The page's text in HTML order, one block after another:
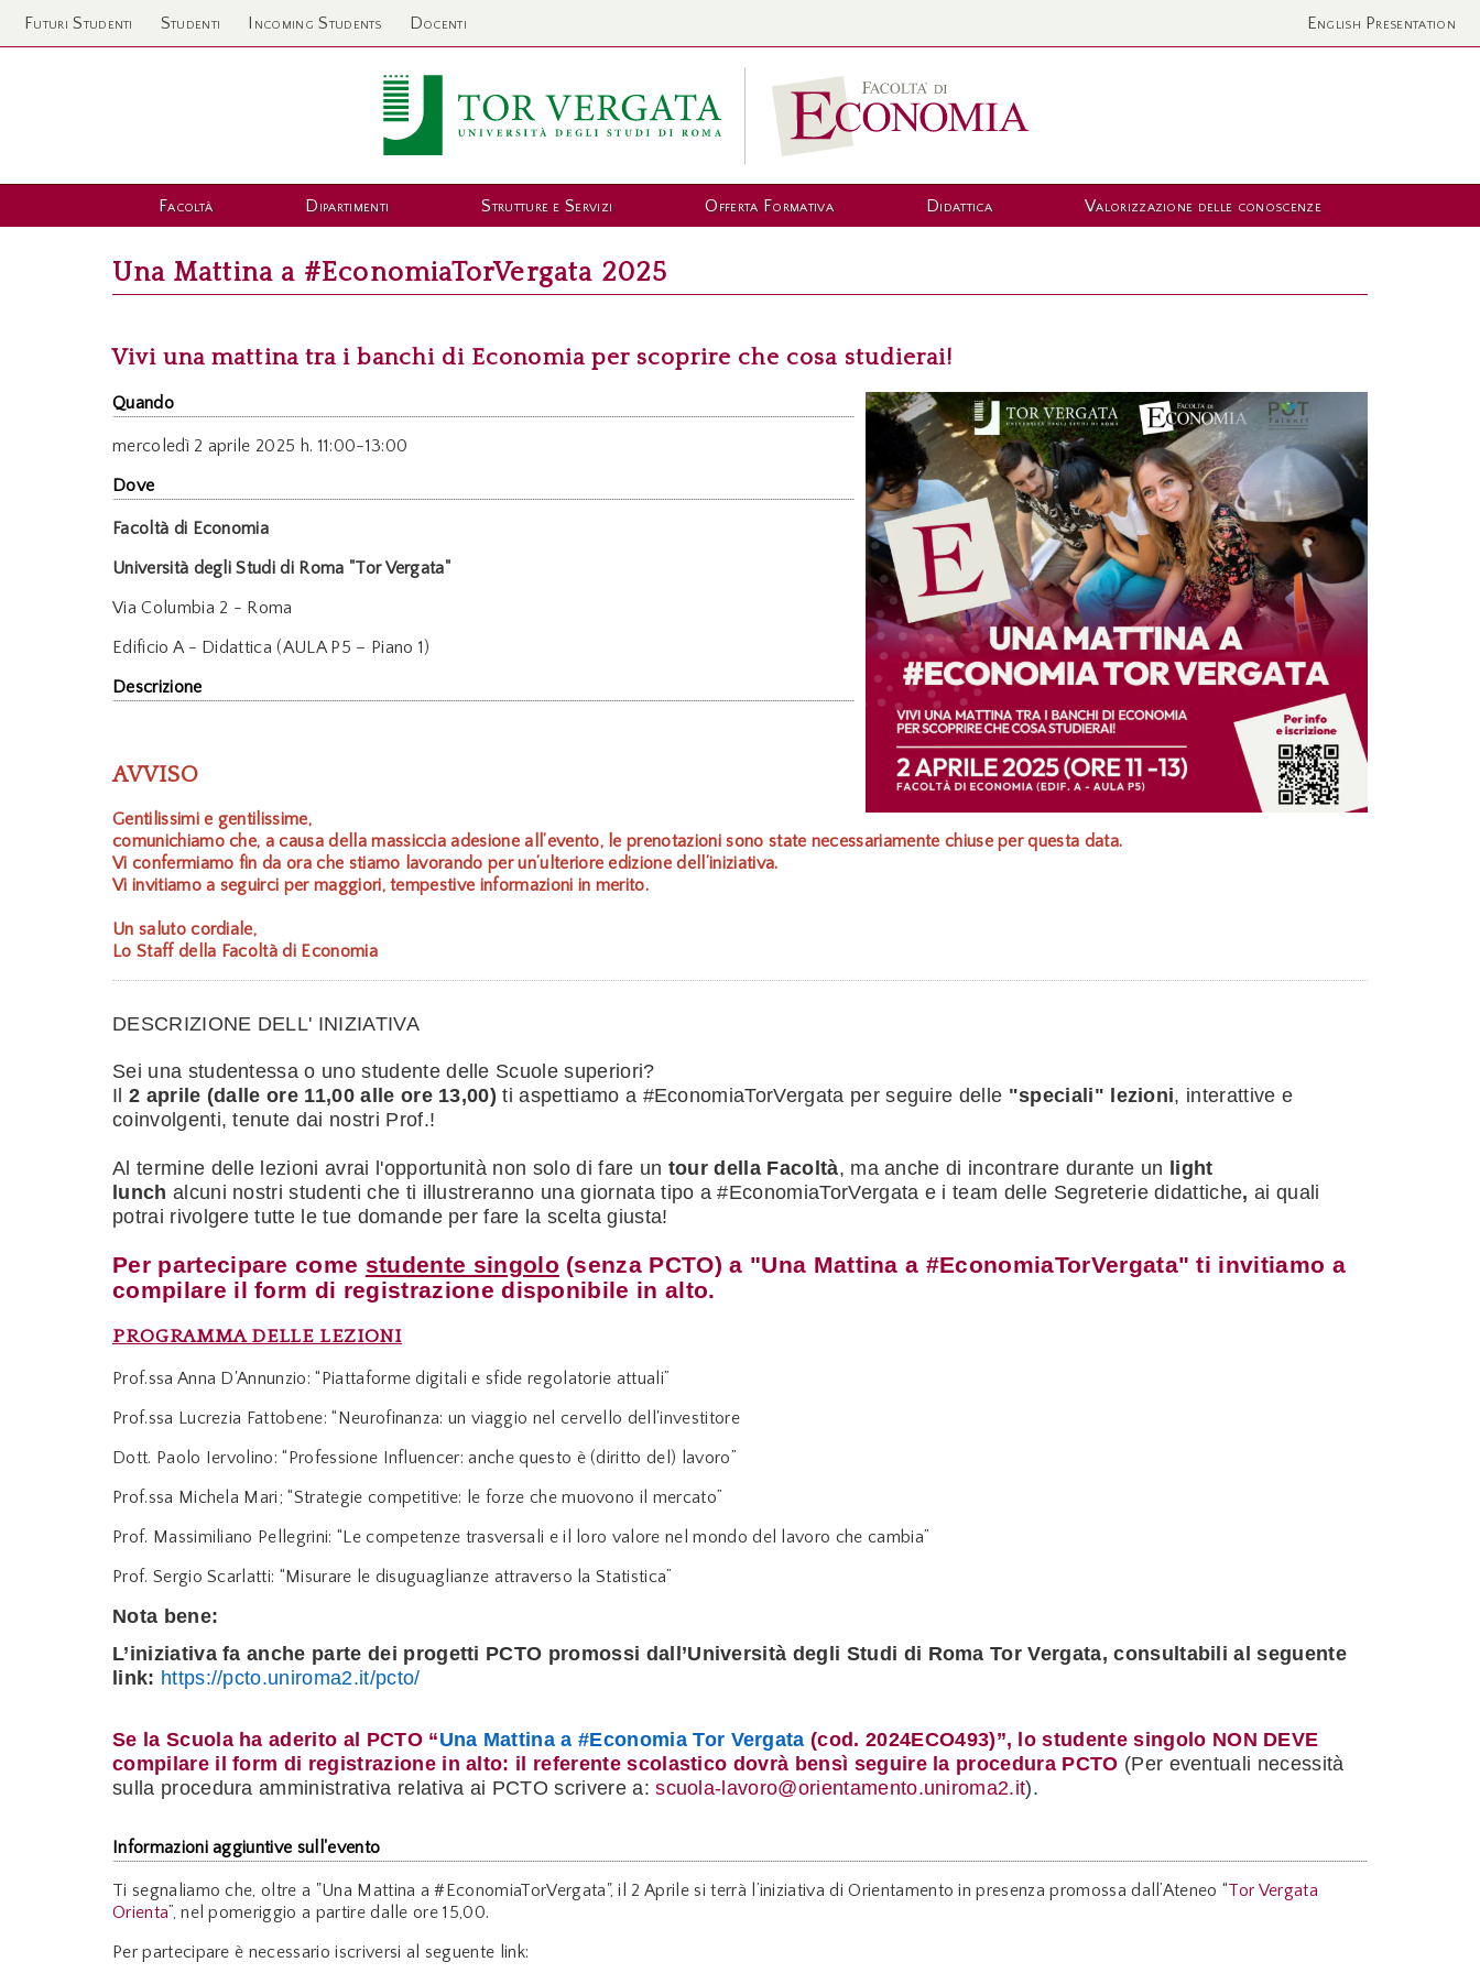
Futuri Studenti Studenti Incoming Students Docenti English Presentation
Facoltà Dipartimenti Strutture e Servizi Offerta Formativa Didattica Valorizzazione delle conoscenze
Una Mattina a #EconomiaTorVergata 2025
Vivi una mattina tra i banchi di Economia per scoprire che cosa studierai!
Quando
mercoledì2 aprile 2025 h. 11:00-13:00
Dove
Facoltà di Economia
Università degli Studi di Roma "Tor Vergata"
Via Columbia 2 - Roma
Edificio A - Didattica (AULA P5 – Piano 1)
Descrizione
AVVISO
Gentilissimi e gentilissime,
comunichiamo che, a causa della massiccia adesione all’evento, le prenotazioni sono state necessariamente chiuse per questa data.
Vi confermiamo fin da ora che stiamo lavorando per un’ulteriore edizione dell’iniziativa.
Vi invitiamo a seguirci per maggiori, tempestive informazioni in merito.
Un saluto cordiale,
Lo Staff della Facoltà di Economia
DESCRIZIONE DELL' INIZIATIVA
Sei una studentessa o uno studente delle Scuole superiori?
Il 2 aprile (dalle ore 11,00 alle ore 13,00) ti aspettiamo a #EconomiaTorVergata per seguire delle "speciali" lezioni, interattive e
coinvolgenti, tenute dai nostri Prof.!
Al termine delle lezioni avrai l'opportunità non solo di fare un tour della Facoltà, ma anche di incontrare durante un
light
lunch alcuni nostri studenti che ti illustreranno una giornata tipo a #EconomiaTorVergata e i team delle Segreterie didattiche, ai quali
potrai rivolgere tutte le tue domande per fare la scelta giusta!
Per partecipare come studente singolo (senza PCTO) a "Una Mattina a #EconomiaTorVergata" ti invitiamo a
compilare il form di registrazione disponibile in alto.
PROGRAMMA DELLE LEZIONI
Prof.ssa Anna D'Annunzio: “Piattaforme digitali e sfide regolatorie attuali”
Prof.ssa Lucrezia Fattobene: “Neurofinanza: un viaggio nel cervello dell'investitore
Dott. Paolo Iervolino: “Professione Influencer: anche questo è (diritto del) lavoro”
Prof.ssa Michela Mari; “Strategie competitive: le forze che muovono il mercato”
Prof. Massimiliano Pellegrini: “Le competenze trasversali e il loro valore nel mondo del lavoro che cambia”
Prof. Sergio Scarlatti: “Misurare le disuguaglianze attraverso la Statistica”
Nota bene:
L’iniziativa fa anche parte dei progetti PCTO promossi dall’Università degli Studi di Roma Tor Vergata, consultabili al seguente
link: https://pcto.uniroma2.it/pcto/
Se la Scuola ha aderito al PCTO “Una Mattina a #Economia Tor Vergata (cod. 2024ECO493)”, lo studente singolo NON DEVE
compilare il form di registrazione in alto: il referente scolastico dovrà bensì seguire la procedura PCTO (Per eventuali necessità
sulla procedura amministrativa relativa ai PCTO scrivere a:scuola-lavoro@orientamento.uniroma2.it).
Informazioni aggiuntive sull'evento
Ti segnaliamo che, oltre a "Una Mattina a #EconomiaTorVergata", il 2 Aprile si terrà l’iniziativa di Orientamento in presenza promossa dall’Ateneo “Tor Vergata
Orienta”, nel pomeriggio a partire dalle ore 15,00.
Per partecipare è necessario iscriversi al seguente link: